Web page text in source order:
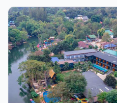
249 0 55